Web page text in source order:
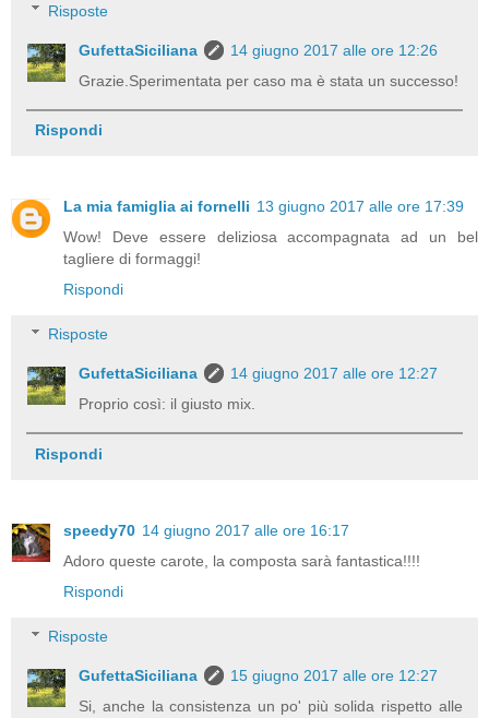
Risposte
GufettaSiciliana
14 giugno 2017 alle ore 12:26
Grazie.Sperimentata per caso ma è stata un successo!
Rispondi
La mia famiglia ai fornelli 13 giugno 2017 alle ore 17:39
Wow! Deve essere deliziosa accompagnata ad un bel
tagliere di formaggi!
Rispondi
Risposte
GufettaSiciliana
14 giugno 2017 alle ore 12:27
Proprio così: il giusto mix.
Rispondi
speedy70 14 giugno 2017 alle ore 16:17
Adoro queste carote, la composta sarà fantastica!!!!
Rispondi
Risposte
GufettaSiciliana
15 giugno 2017 alle ore 12:27
Si, anche la consistenza un po' più solida rispetto alle